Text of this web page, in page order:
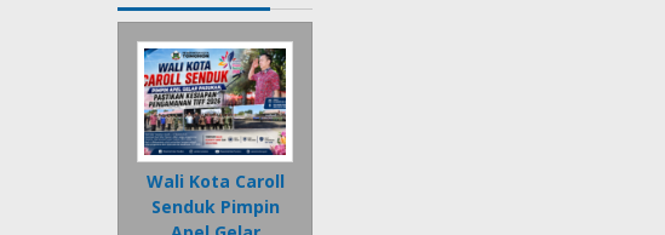
Wali Kota Caroll
Senduk Pimpin